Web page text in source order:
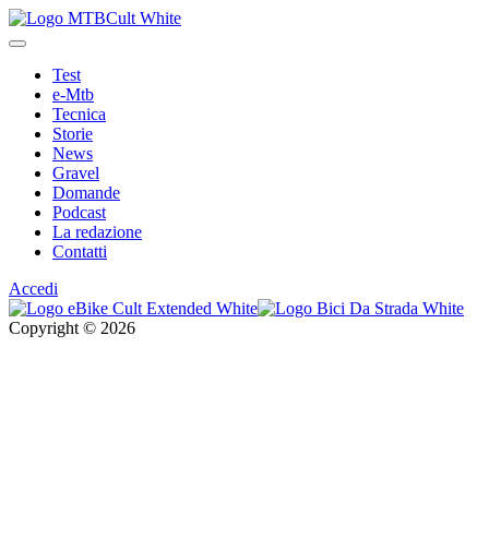
Test
e-Mtb
Tecnica
Storie
News
Gravel
Domande
Podcast
La redazione
Contatti
Accedi
Copyright © 2026